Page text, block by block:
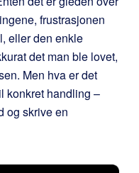
frustrasjonen
eller den enkle
det man ble lovet,
Men hva er det
konkret handling –
og skrive en